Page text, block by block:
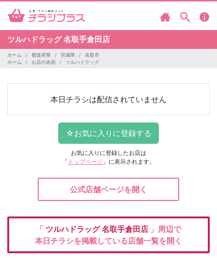
ツルハドラッグ名取手倉田店
ホーム 都道府県 宮城県
名取市
ホーム
お店の名前 ツルハドラッグ
本日チラシは配信されていません
お気に入りに登録したお店は
「 トップページ 」に表示されます。
公式店舗ページを開く
「 ツルハドラッグ名取手倉田店 」周辺で
本日チラシを掲載している店舗一覧を開く